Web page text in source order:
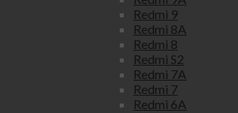
Redmi 9
Redmi 8A
Redmi 8
Redmi S2
Redmi 7A
Redmi 7
Redmi 6A